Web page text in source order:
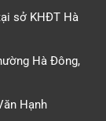
sở KHĐT Hà
Hà Đông,
Hạnh